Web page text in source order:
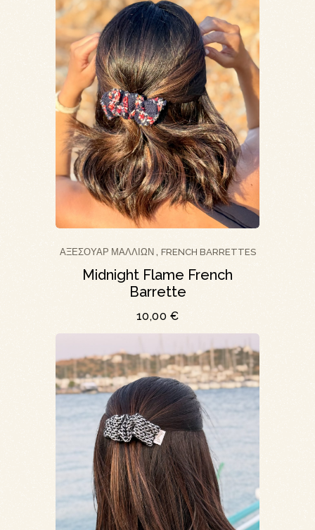
ΑΞΕΣΟΥΆΡ ΜΑΛΛΙΏΝ, FRENCH BARRETTES
Midnight Flame French
Barrette
10,00 €